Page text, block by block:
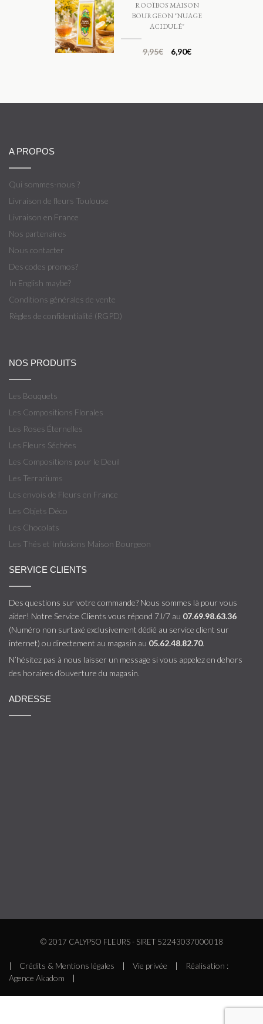
ROOÏBOS MAISON
BOURGEON "NUAGE
ACIDULÉ"
9,95€ 6,90€
A PROPOS
Qui sommes-nous ?
Livraison de fleurs Toulouse
Livraison en France
Nos partenaires
Nous contacter
Des codes promos?
In English maybe?
Conditions générales de vente
Règles de confidentialité (RGPD)
NOS PRODUITS
Les Bouquets
Les Compositions Florales
Les Roses Éternelles
Les Fleurs Séchées
Les Compositions pour le Deuil
Les Terrariums
Les envois de Fleurs en France
Les Objets Déco
Les Chocolats
Les Thés et Infusions Maison Bourgeon
SERVICE CLIENTS
Des questions sur votre commande? Nous sommes là pour vous
aider! Notre Service Clients vous répond 7J/7 au 07.69.98.63.36
(Numéro non surtaxé exclusivement dédié au service client sur
internet) ou directement au magasin au 05.62.48.82.70.
N’hésitez pas à nous laisser un message si vous appelez en dehors
des horaires d’ouverture du magasin.
ADRESSE
© 2017 CALYPSO FLEURS - SIRET 52243037000018
| Crédits & Mentions légales | Vie privée |
Réalisation :
Agence Akadom
|